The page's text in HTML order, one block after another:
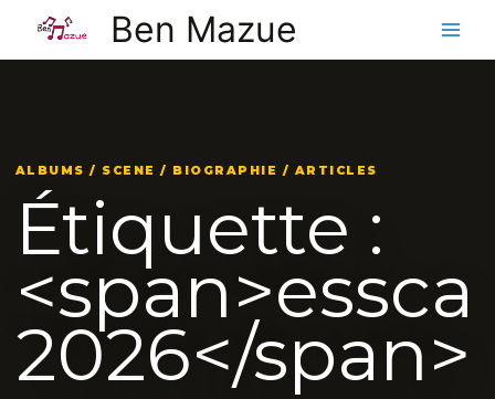
contenu
Ben Mazue
ALBUMS / SCENE / BIOGRAPHIE / ARTICLES
Étiquette :
<span>essca
2026</span>